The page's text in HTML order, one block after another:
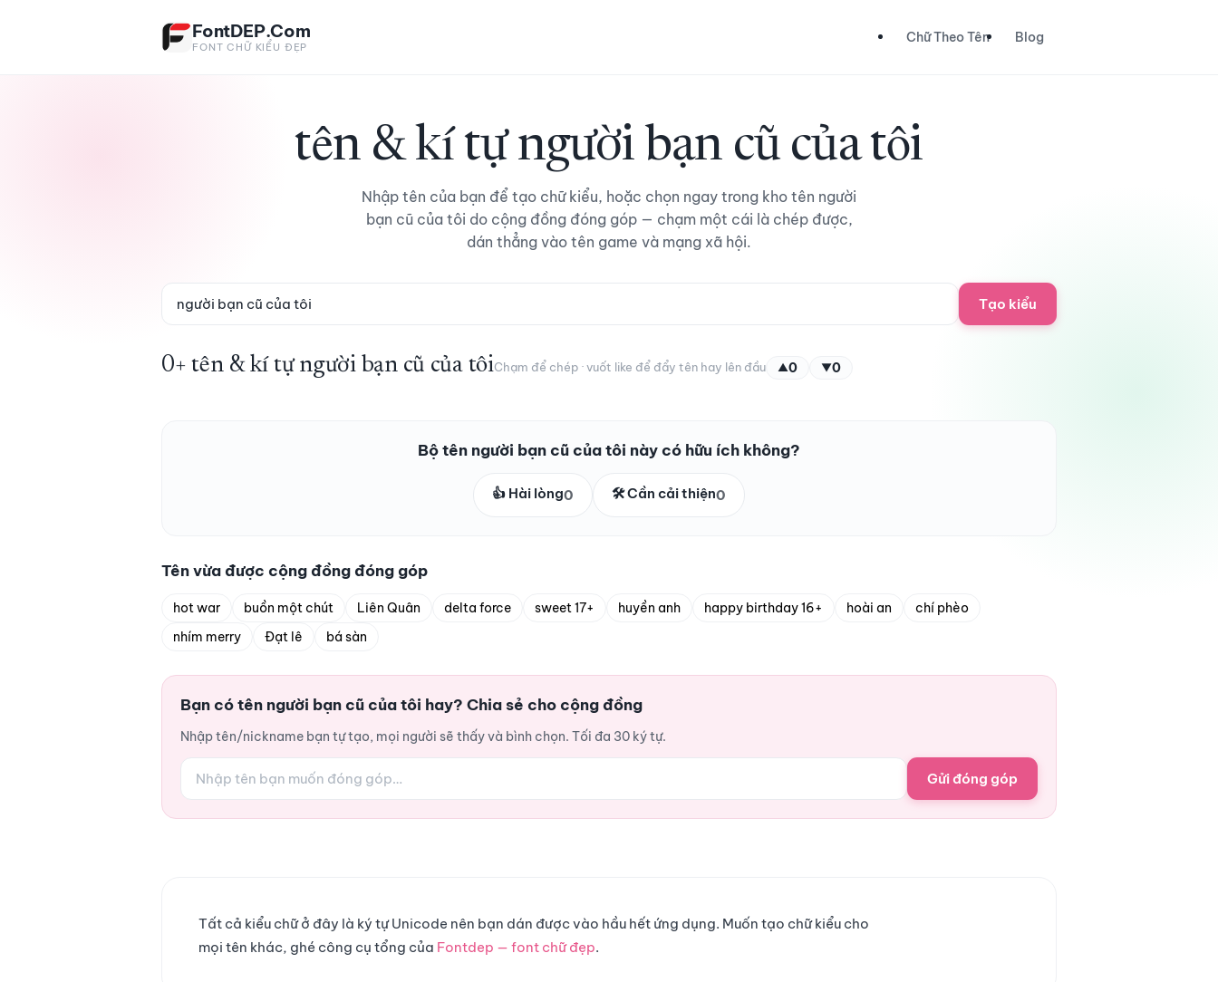
FontDEP.Com
FONT CHỮ KIỂU ĐẸP
Chữ Theo Tên Blog
tên & kí tự người bạn cũ của tôi
Nhập tên của bạn để tạo chữ kiểu, hoặc chọn ngay trong kho tên người
bạn cũ của tôi do cộng đồng đóng góp — chạm một cái là chép được,
dán thẳng vào tên game và mạng xã hội.
Tạo kiểu
0+ tên & kí tự người bạn cũ của tôiChạm để chép · vuốt like để đẩy tên hay lên đầu ▲0 ▼0
Bộ tên người bạn cũ của tôi này có hữu ích không?
👍 Hài lòng0 🛠️ Cần cải thiện0
Tên vừa được cộng đồng đóng góp
hot war buồn một chút Liên Quân delta force sweet 17+ huyền anh happy birthday 16+ hoài an
chí phèo
nhím merry
Đạt lê bá sàn
Bạn có tên người bạn cũ của tôi hay? Chia sẻ cho cộng đồng
Nhập tên/nickname bạn tự tạo, mọi người sẽ thấy và bình chọn. Tối đa 30 ký tự.
Gửi đóng góp
Tất cả kiểu chữ ở đây là ký tự Unicode nên bạn dán được vào hầu hết ứng dụng. Muốn tạo chữ kiểu cho
mọi tên khác, ghé công cụ tổng của Fontdep — font chữ đẹp.